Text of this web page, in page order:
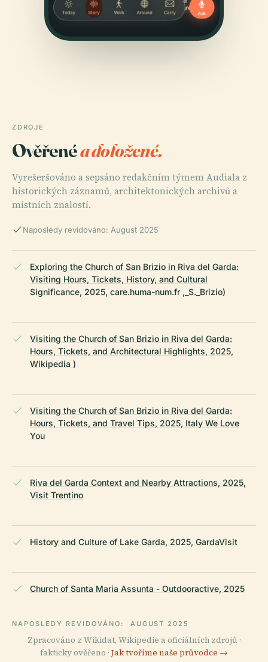
ZDROJE
Ověřenéa doložené.
Vyrešeršováno a sepsáno redakčním týmem Audiala z
historických záznamů, architektonických archivů a
místních znalostí.
Naposledy revidováno: August 2025
Exploring the Church of San Brizio in Riva del Garda:
Visiting Hours, Tickets, History, and Cultural
Significance, 2025, care.huma-num.fr ,_S._Brizio)
Visiting the Church of San Brizio in Riva del Garda:
Hours, Tickets, and Architectural Highlights, 2025,
Wikipedia )
Visiting the Church of San Brizio in Riva del Garda:
Hours, Tickets, and Travel Tips, 2025, Italy We Love
You
Riva del Garda Context and Nearby Attractions, 2025,
Visit Trentino
History and Culture of Lake Garda, 2025, GardaVisit
Church of Santa Maria Assunta - Outdooractive, 2025
NAPOSLEDY REVIDOVÁNO: AUGUST 2025
Zpracováno z Wikidat, Wikipedie a oficiálních zdrojů ·
fakticky ověřeno · Jak tvoříme naše průvodce →